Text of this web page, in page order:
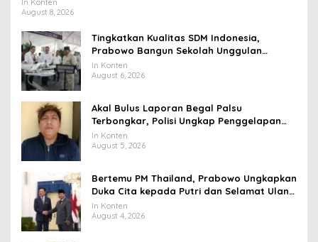
In Konten
August 8, 2026
Tingkatkan Kualitas SDM Indonesia,
Prabowo Bangun Sekolah Unggulan
hingga Undang Universitas Terbaik Dunia
In Konten
August 6, 2026
Akal Bulus Laporan Begal Palsu
Terbongkar, Polisi Ungkap Penggelapan
Uang Perusahaan untuk Crypto
In Konten
August 5, 2026
Bertemu PM Thailand, Prabowo Ungkapkan
Duka Cita kepada Putri dan Selamat Ulang
Tahun ke Raja Thailand
In Konten
August 4, 2026